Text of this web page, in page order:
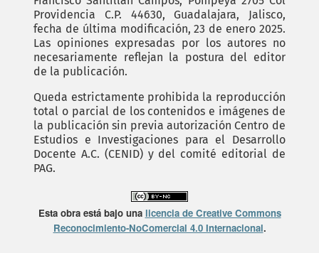
Providencia C.P. 44630, Guadalajara, Jalisco,
fecha de última modificación, 23 de enero 2025.
Las opiniones expresadas por los autores no
necesariamente reflejan la postura del editor
de la publicación.
Queda estrictamente prohibida la reproducción
total o parcial de los contenidos e imágenes de
la publicación sin previa autorización Centro de
Estudios e Investigaciones para el Desarrollo
Docente A.C. (CENID) y del comité editorial de
PAG.
Esta obra está bajo una licencia de Creative Commons
Reconocimiento-NoComercial 4.0 Internacional.